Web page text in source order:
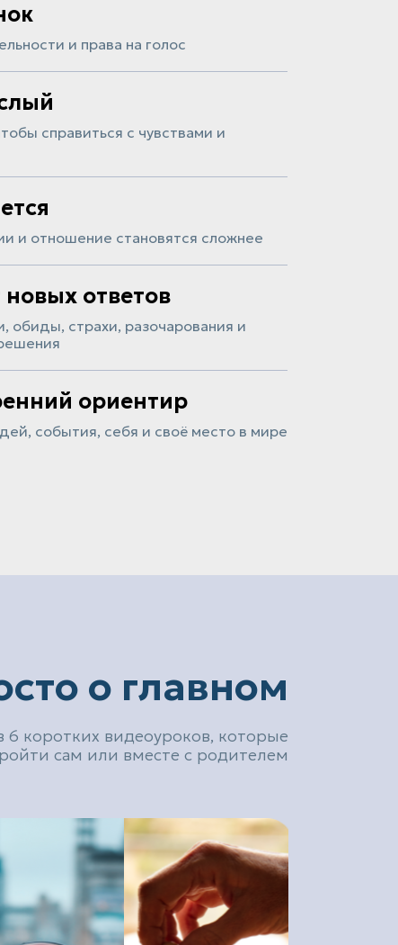
и права на голос
справиться с чувствами и
и отношение становятся сложнее
ответов
обиды, страхи, разочарования и
ориентир
события, себя и своё место в мире
о главном
коротких видеоуроков, которые
сам или вместе с родителем